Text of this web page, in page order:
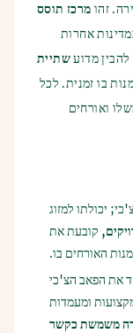
זהו מרכז תוסס
אחרות
מדועשתיית
בו זמנית. לכל
ואורחים
יכולתו למזוג
קובעת את
האורחים בו.
את הפאב הצ'כי
ומעמדות
משמשת כקשר